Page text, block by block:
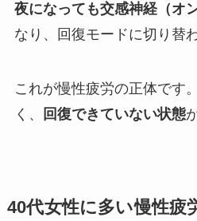
夜になっても交感神経（オ
なり、回復モードに切り替
これが慢性疲労の正体です
く、
回復できていない状態
40代女性に多い慢性疲